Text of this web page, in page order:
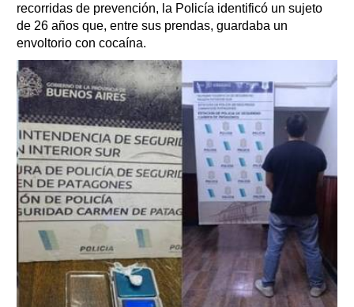
recorridas de prevención, la Policía identificó un sujeto
de 26 años que, entre sus prendas, guardaba un
envoltorio con cocaína.